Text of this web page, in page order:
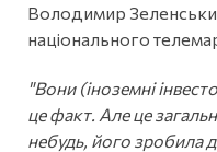
Володимир
національного
"Вони (іноземні
це факт. Але це
небудь, його зробила